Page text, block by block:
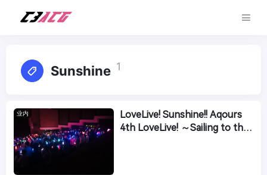
Sunshine 1
业内
LoveLive! Sunshine!! Aqours
4th LoveLive! ～Sailing to the